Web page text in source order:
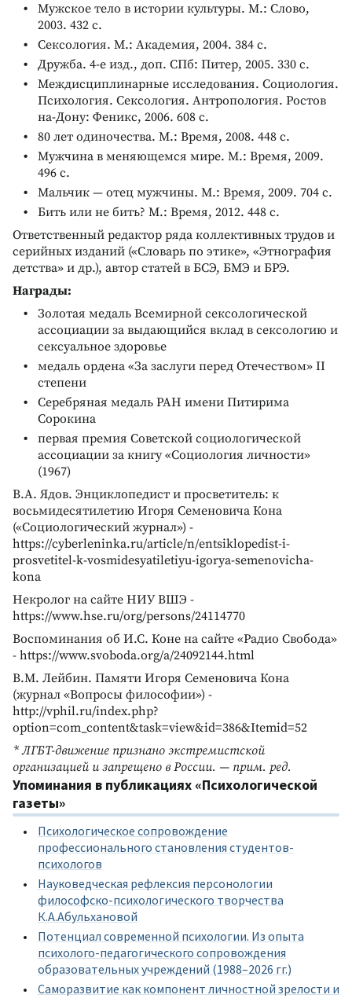
Мужское тело в истории культуры. М.: Слово,
2003. 432 с.
Сексология. М.: Академия, 2004. 384 с.
Дружба. 4-е изд., доп. СПб: Питер, 2005. 330 с.
Междисциплинарные исследования. Социология.
Психология. Сексология. Антропология. Ростов
на-Дону: Феникс, 2006. 608 с.
80 лет одиночества. М.: Время, 2008. 448 с.
Мужчина в меняющемся мире. М.: Время, 2009.
496 с.
Мальчик — отец мужчины. М.: Время, 2009. 704 с.
Бить или не бить? М.: Время, 2012. 448 с.
Ответственный редактор ряда коллективных трудов и
серийных изданий («Словарь по этике», «Этнография
детства» и др.), автор статей в БСЭ, БМЭ и БРЭ.
Награды:
Золотая медаль Всемирной сексологической
ассоциации за выдающийся вклад в сексологию и
сексуальное здоровье
медаль ордена «За заслуги перед Отечеством» II
степени
Серебряная медаль РАН имени Питирима
Сорокина
первая премия Советской социологической
ассоциации за книгу «Социология личности»
(1967)
В.А. Ядов. Энциклопедист и просветитель: к
восьмидесятилетию Игоря Семеновича Кона
(«Социологический журнал») -
https://cyberleninka.ru/article/n/entsiklopedist-i-
prosvetitel-k-vosmidesyatiletiyu-igorya-semenovicha-
kona
Некролог на сайте НИУ ВШЭ -
https://www.hse.ru/org/persons/24114770
Воспоминания об И.С. Коне на сайте «Радио Свобода»
- https://www.svoboda.org/a/24092144.html
В.М. Лейбин. Памяти Игоря Семеновича Кона
(журнал «Вопросы философии») -
http://vphil.ru/index.php?
option=com_content&task=view&id=386&Itemid=52
* ЛГБТ-движение признано экстремистской
организацией и запрещено в России. — прим. ред.
Упоминания в публикациях «Психологической
газеты»
Психологическое сопровождение
профессионального становления студентов-
психологов
Науковедческая рефлексия персонологии
философско-психологического творчества
К.А.Абульхановой
Потенциал современной психологии. Из опыта
психолого-педагогического сопровождения
образовательных учреждений (1988–2026 гг.)
Cаморазвитие как компонент личностной зрелости и